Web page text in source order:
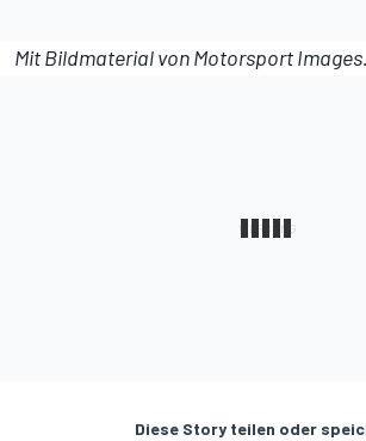
Mit Bildmaterial vonMotorsport Images.
Diese Story teilen oder